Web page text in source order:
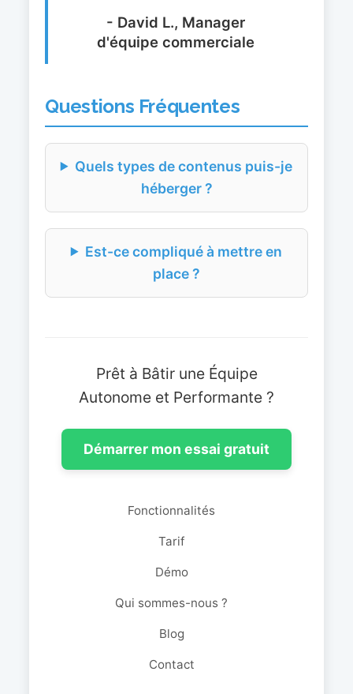
- David L., Manager
d'équipe commerciale
Questions Fréquentes
Quels types de contenus puis-je
héberger ?
Est-ce compliqué à mettre en
place ?
Prêt à Bâtir une Équipe
Autonome et Performante ?
Démarrer mon essai gratuit
Fonctionnalités
Tarif
Démo
Qui sommes-nous ?
Blog
Contact